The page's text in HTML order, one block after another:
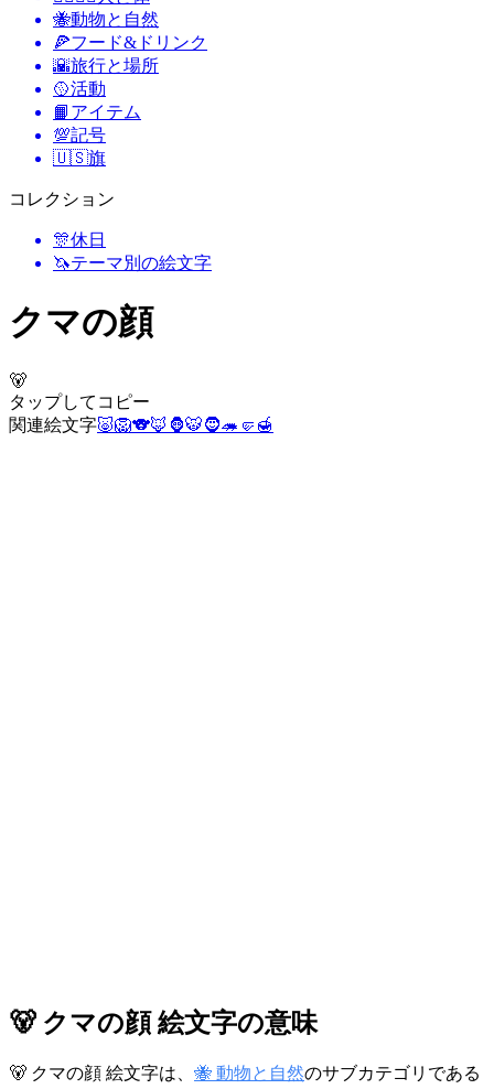
🐝動物と自然
🍕フード&ドリンク
🌇旅行と場所
🥎活動
📙 アイテム
💯記号
🇺🇸旗
コレクション
🎊休日
🦄テーマ別の絵文字
クマの顔
🐻
タップしてコピー
関連絵文字🐷🦁🐨🦊 🦍🐯🧔🦔 🤛 🍯
🐻 クマの顔 絵文字の意味
🐻 クマの顔 絵文字は、 🐝 動物と自然のサブカテゴリである